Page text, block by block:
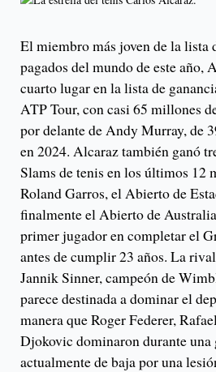
El miembro más joven de la lista
pagados del mundo de este año,
cuarto lugar en la lista de
ATP Tour, con casi 65 millones
por delante de Andy Murray, de
en 2024. Alcaraz también ganó
Slams de tenis en los últimos 12
Roland Garros, el Abierto de
finalmente el Abierto de
primer jugador en completar el
antes de cumplir 23 años. La
Jannik Sinner, campeón de
parece destinada a dominar el
manera que Roger Federer,
Djokovic dominaron durante
actualmente de baja por una